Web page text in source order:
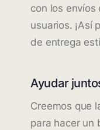
con los envíos
usuarios. ¡Así
de entrega
Ayudar
Creemos que
para hacer un